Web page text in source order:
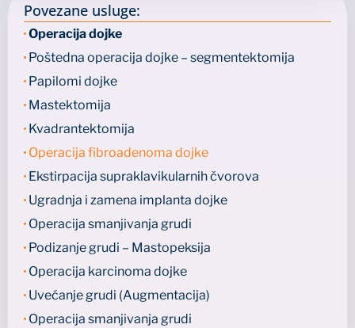
Povezane usluge:
Operacija dojke
Poštedna operacija dojke – segmentektomija
Papilomi dojke
Mastektomija
Kvadrantektomija
Operacija fibroadenoma dojke
Ekstirpacija supraklavikularnih čvorova
Ugradnja i zamena implanta dojke
Operacija smanjivanja grudi
Podizanje grudi – Mastopeksija
Operacija karcinoma dojke
Uvećanje grudi (Augmentacija)
Operacija smanjivanja grudi